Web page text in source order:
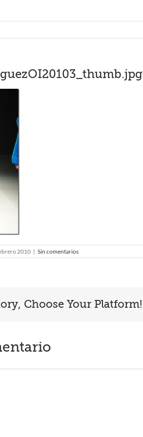
2010 | Sin comentarios
Choose Your Platform!